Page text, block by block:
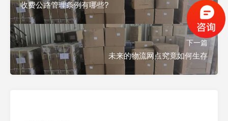
收费公路管理条例有哪些?
下一篇
未来的物流网点究竟如何生存